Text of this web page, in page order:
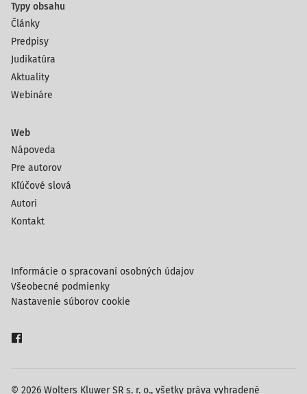
Typy obsahu
Články
Predpisy
Judikatúra
Aktuality
Webináre
Web
Nápoveda
Pre autorov
Kľúčové slová
Autori
Kontakt
© 2026 Wolters Kluwer SR s. r. o., všetky práva vyhradené
Informácie o spracovaní osobných údajov
Všeobecné podmienky
Nastavenie súborov cookie